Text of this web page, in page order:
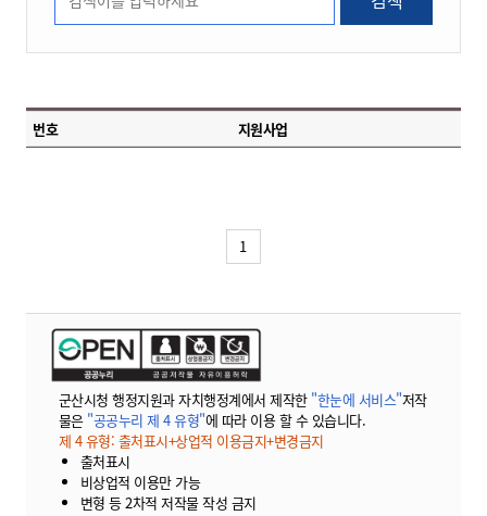
번호 지원사업
1
군산시청 행정지원과 자치행정계에서 제작한 "한눈에 서비스"저작
물은 "공공누리 제 4 유형"에 따라 이용 할 수 있습니다.
제 4 유형: 출처표시+상업적 이용금지+변경금지
출처표시
비상업적 이용만 가능
변형 등 2차적 저작물 작성 금지